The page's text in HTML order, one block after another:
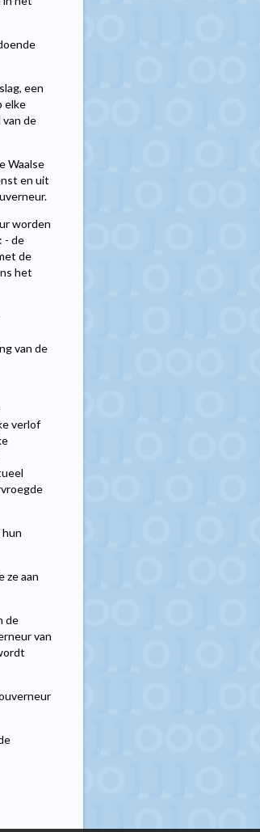
een
elke
de
Waalse
en uit
worden
- de
de
het
van de
verlof
ze aan
de
van